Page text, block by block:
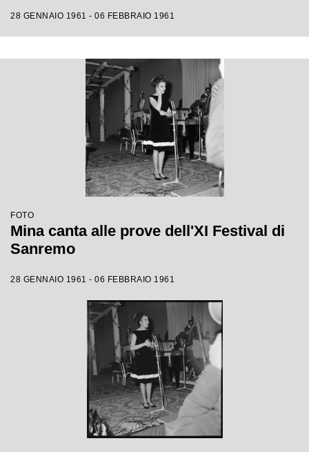
28 GENNAIO 1961 - 06 FEBBRAIO 1961
FOTO
Mina canta alle prove dell'XI Festival di
Sanremo
28 GENNAIO 1961 - 06 FEBBRAIO 1961